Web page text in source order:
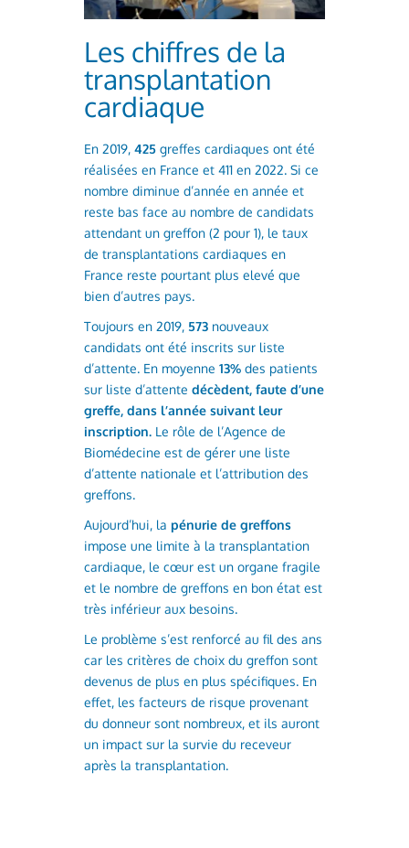
Les chiffres de la
transplantation
cardiaque
En 2019,425greffes cardiaques ont été
réalisées en France et 411 en 2022. Si ce
nombre diminue d’année en année et
reste bas face au nombre de candidats
attendant un greffon (2 pour 1), le taux
de transplantations cardiaques en
France reste pourtant plus elevé que
bien d’autres pays.
Toujours en 2019, 573 nouveaux
candidats ont été inscrits sur liste
d’attente. En moyenne13% des patients
sur liste d’attentedécèdent, faute d’une
greffe, dans l’année suivant leur
inscription. Le rôle de l’Agence de
Biomédecine est de gérer une liste
d’attente nationale et l’attribution des
greffons.
Aujourd’hui, lapénurie de greffons
impose une limite à la transplantation
cardiaque, le cœur est un organe fragile
et le nombre de greffons en bon état est
très inférieur aux besoins.
Le problème s’est renforcé au fil des ans
car les critères de choix du greffon sont
devenus de plus en plus spécifiques. En
effet, les facteurs de risque provenant
du donneur sont nombreux, et ils auront
un impact sur la survie du receveur
après la transplantation.